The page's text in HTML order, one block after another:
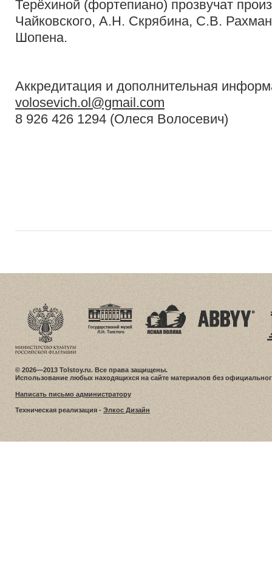
Терёхиной (фортепиано) прозвучат
Чайковского, А.Н. Скрябина, С.В.
Шопена.
Аккредитация и дополнительная
volosevich.ol@gmail.com
8 926 426 1294 (Олеся Волосевич)
© 2026—2013 Tolstoy.ru. Все права защищены.
Использование любых находящихся на сайте материалов без
Написать письмо администратору
Техническая реализация - Элкос Дизайн